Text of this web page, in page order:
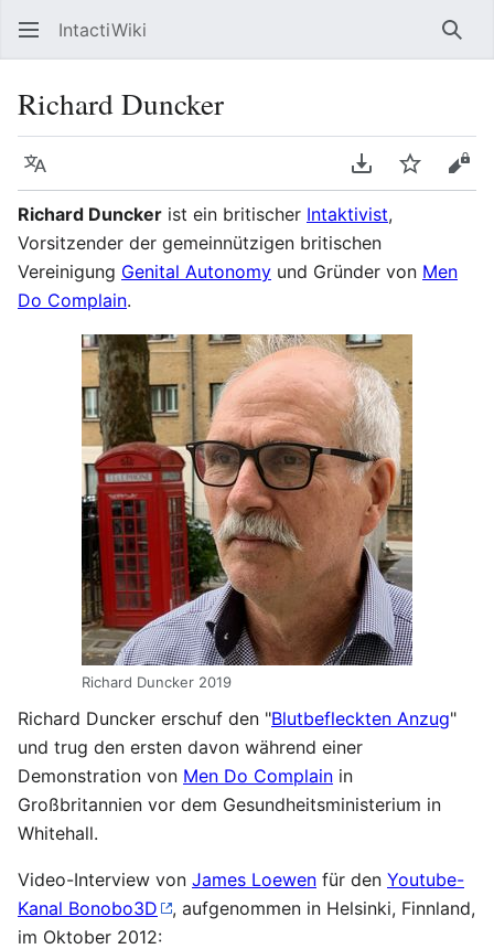
IntactiWiki
Richard Duncker
Sprache PDF
Richard Duncker ist ein britischer Intaktivist,
Vorsitzender der gemeinnützigen britischen
Vereinigung Genital Autonomy und Gründer von Men
Do Complain.
Richard Duncker 2019
Richard Duncker erschuf den "Blutbefleckten Anzug"
und trug den ersten davon während einer
Demonstration von Men Do Complain in
Großbritannien vor dem Gesundheitsministerium in
Whitehall.
Video-Interview von James Loewen für den Youtube-
Kanal Bonobo3D
, aufgenommen in Helsinki, Finnland,
im Oktober 2012: